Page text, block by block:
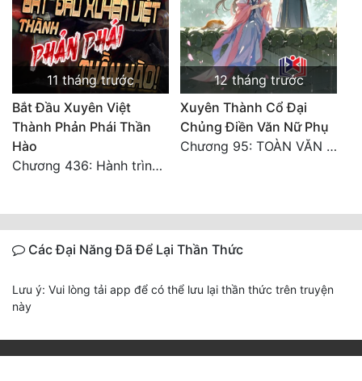
11 tháng trước
Bắt Đầu Xuyên Việt
Thành Phản Phái Thần
Hào
Chương 436: Hành trình mới "Đô thị, đại kết cục!"
12 tháng trước
Xuyên Thành Cổ Đại
Chủng Điền Văn Nữ Phụ
Chương 95: TOÀN VĂN HOÀN
Các Đại Năng Đã Để Lại Thần Thức
Lưu ý: Vui lòng tải app để có thể lưu lại thần thức trên truyện
này